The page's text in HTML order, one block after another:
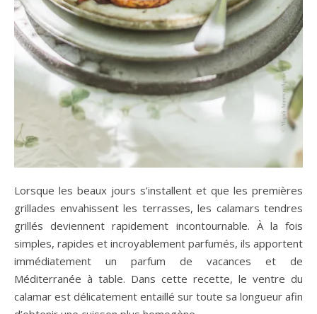
Lorsque les beaux jours s’installent et que les premières
grillades envahissent les terrasses, les calamars tendres
grillés deviennent rapidement incontournable. À la fois
simples, rapides et incroyablement parfumés, ils apportent
immédiatement un parfum de vacances et de
Méditerranée à table. Dans cette recette, le ventre du
calamar est délicatement entaillé sur toute sa longueur afin